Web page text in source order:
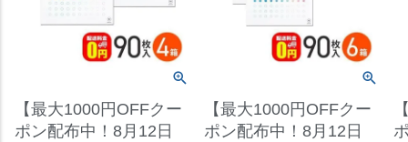
【最大1000円OFFクー
ポン配布中！8月12日
【最大1000円OFFクー
ポン配布中！8月12日